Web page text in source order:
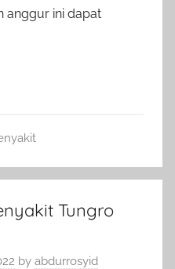
anggur ini dapat
Tungro
by abdurrosyid